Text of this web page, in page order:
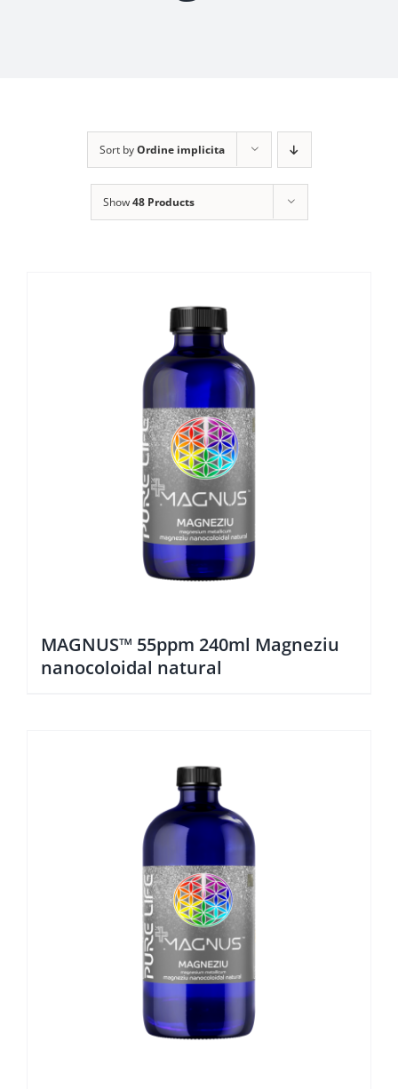
Sort byOrdine implicita
Show48 Products
MAGNUS™ 55ppm 240ml Magneziu
nanocoloidal natural